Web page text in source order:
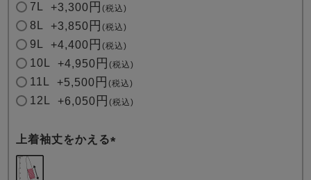
7L +3,300 税込
8L +3,850 税込
9L +4,400 税込
10L +4,950 税込
11L +5,500 税込
12L +6,050 税込
上着袖丈をかえる